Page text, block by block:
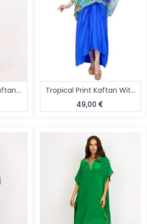
Hawaiian Printed Kaftan Dhoti Set
Tropical Print Kaftan With Dhoti
49,00